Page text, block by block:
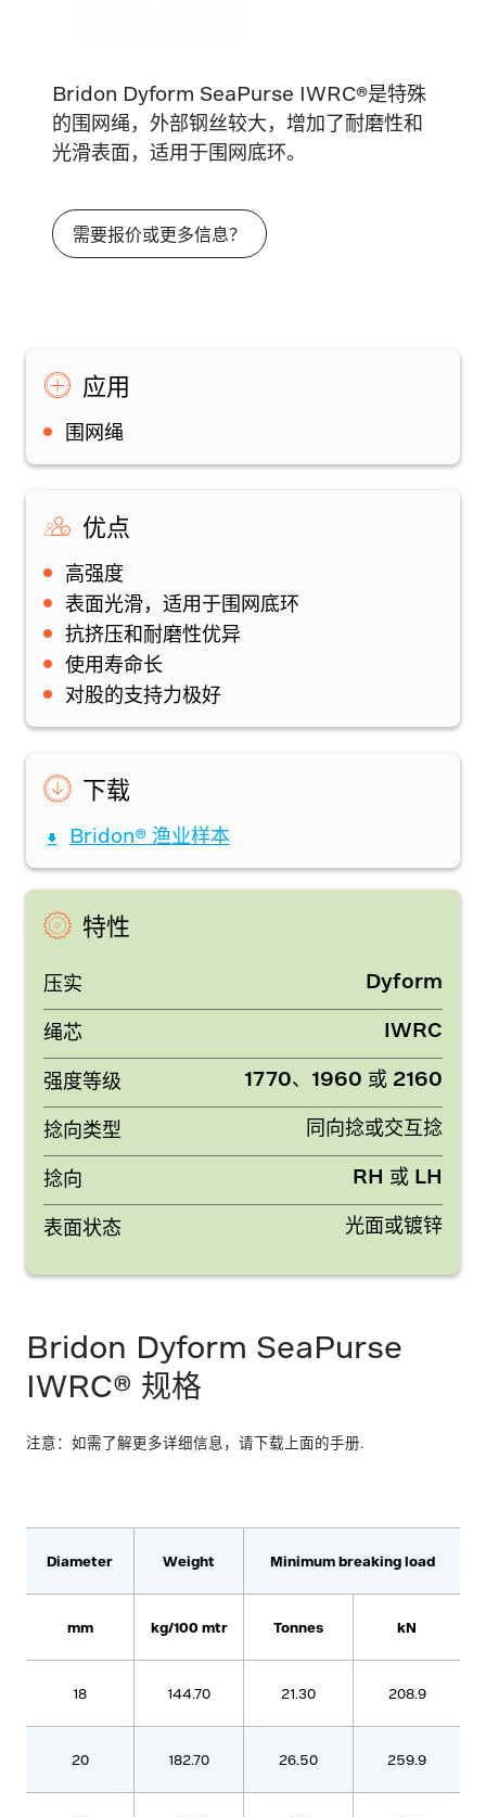
Bridon Dyform SeaPurse IWRC®是特殊
的围网绳，外部钢丝较大，增加了耐磨性和
光滑表面，适用于围网底环。
需要报价或更多信息？
应用
围网绳
优点
高强度
表面光滑，适用于围网底环
抗挤压和耐磨性优异
使用寿命长
对股的支持力极好
下载
Bridon® 渔业样本
特性
压实 Dyform
绳芯 IWRC
强度等级 1770、1960 或 2160
捻向类型 同向捻或交互捻
捻向 RH 或 LH
表面状态 光面或镀锌
Bridon Dyform SeaPurse
IWRC® 规格
注意：如需了解更多详细信息，请下载上面的手册.
Diameter Weight Minimum breaking load
mm kg/100 mtr Tonnes kN
18 144.70 21.30 208.9
20 182.70 26.50 259.9